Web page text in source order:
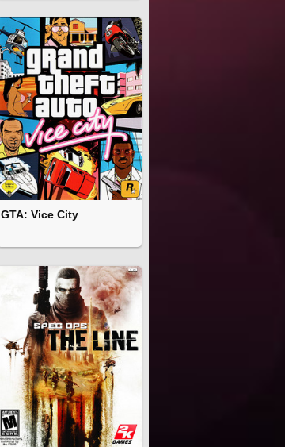
GTA: Vice City